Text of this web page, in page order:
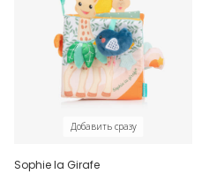
Добавить сразу
Sophie la Girafe